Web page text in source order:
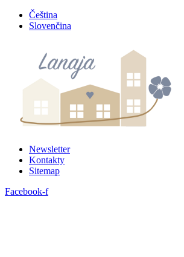
PreskočiťČeština
Slovenčina
Newsletter
Kontakty
Sitemap
Facebook-f